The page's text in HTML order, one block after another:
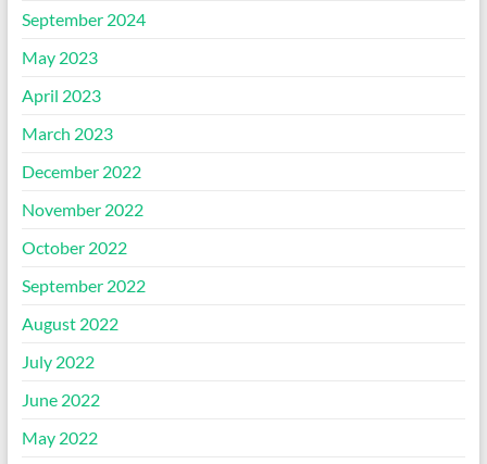
September 2024
May 2023
April 2023
March 2023
December 2022
November 2022
October 2022
September 2022
August 2022
July 2022
June 2022
May 2022